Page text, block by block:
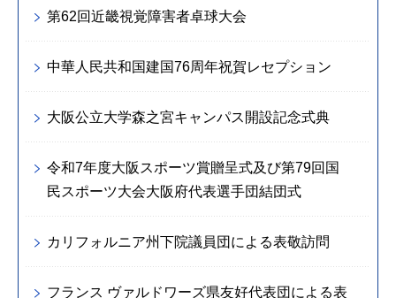
第62回近畿視覚障害者卓球大会
中華人民共和国建国76周年祝賀レセプション
大阪公立大学森之宮キャンパス開設記念式典
令和7年度大阪スポーツ賞贈呈式及び第79回国
民スポーツ大会大阪府代表選手団結団式
カリフォルニア州下院議員団による表敬訪問
フランス ヴァルドワーズ県友好代表団による表